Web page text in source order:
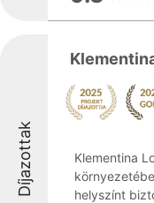
Díjazottak
Klementina
helyszínt